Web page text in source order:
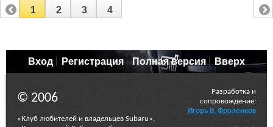
1 2 3 4
Вход Регистрация Полная версия Вверх
© 2006
«Клуб любителей и владельцев Subaru»,
Разработка и
сопровождение:
Игорь В. Фроленков